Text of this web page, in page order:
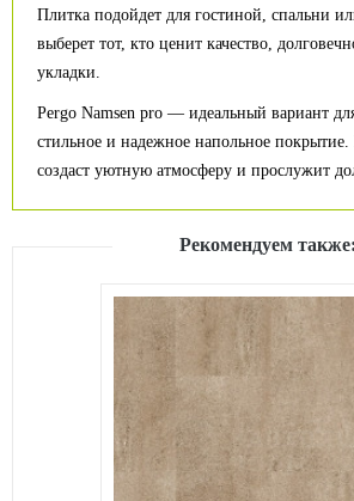
Плитка подойдет для гостиной, спальни
выберет тот, кто ценит качество,
укладки.
Pergo Namsen pro — идеальный вариант
стильное и надежное напольное
создаст уютную атмосферу и прослужит
Рекомендуем также: